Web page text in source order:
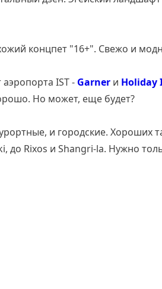
концпет "16+". Свежо и
IST - Garner и Holiday
Но может, еще будет?
и городские. Хороших
до Rixos и Shangri-la. Нужно